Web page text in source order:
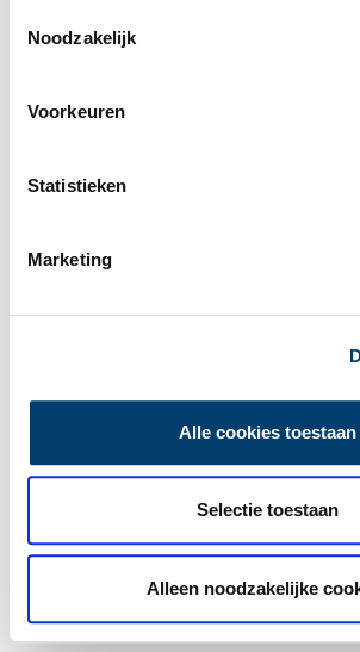
Noodzakelijk
Voorkeuren
Statistieken
Marketing
Alle cookies toestaan
Selectie toestaan
Alleen noodzakelijke